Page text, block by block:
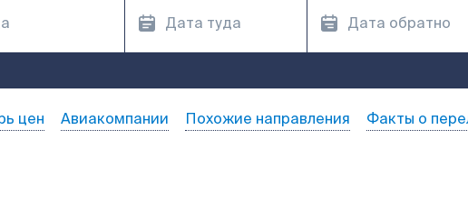
цен Авиакомпании Похожие направления Факты о